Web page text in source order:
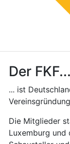
Der FKF...
... ist
Die Mitglieder
Luxemburg und